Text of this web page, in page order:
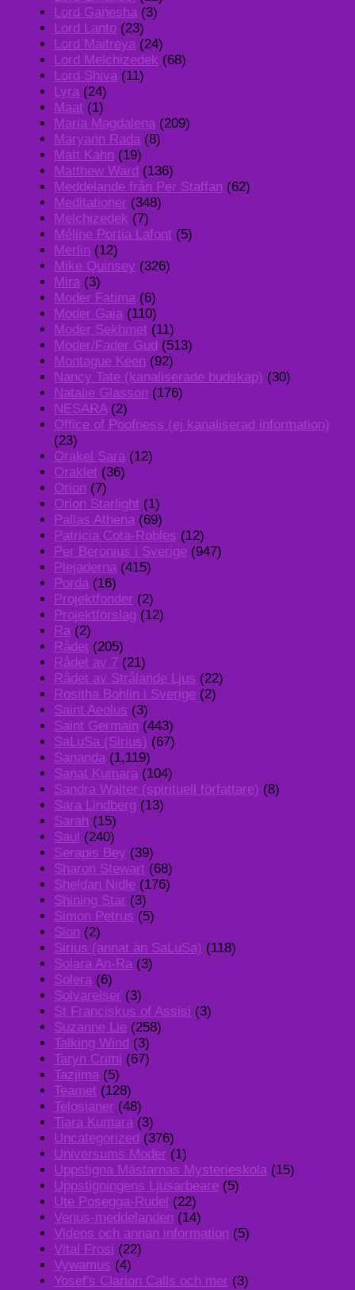
Lord Ganesha (3)
Lord Lanto (23)
Lord Maitreya (24)
Lord Melchizedek (68)
Lord Shiva (11)
Lyra (24)
Maat (1)
Maria Magdalena (209)
Maryann Rada (8)
Matt Kahn (19)
Matthew Ward (136)
Meddelande från Per Staffan (62)
Meditationer (348)
Melchizedek (7)
Méline Portia Lafont (5)
Merlin (12)
Mike Quinsey (326)
Mira (3)
Moder Fatima (6)
Moder Gaia (110)
Moder Sekhmet (11)
Moder/Fader Gud (513)
Montague Keen (92)
Nancy Tate (kanaliserade budskap) (30)
Natalie Glasson (176)
NESARA(2)
Office of Poofness (ej kanaliserad information)
(23)
Orakel Sara (12)
Oraklet (36)
Orion (7)
Orion Starlight (1)
Pallas Athena (69)
Patricia Cota-Robles (12)
Per Beronius i Sverige (947)
Plejaderna (415)
Porda (16)
Projektfonder (2)
Projektförslag (12)
Ra (2)
Rådet (205)
Rådet av 7 (21)
Rådet av Strålande Ljus (22)
Rositha Bohlin i Sverige (2)
Saint Aeolus (3)
Saint Germain (443)
SaLuSa (Sirius) (67)
Sananda (1,119)
Sanat Kumara (104)
Sandra Walter (spirituell författare) (8)
Sara Lindberg (13)
Sarah (15)
Saul (240)
Serapis Bey (39)
Sharon Stewart (68)
Sheldan Nidle (176)
Shining Star (3)
Simon Petrus (5)
Sion (2)
Sirius (annat än SaLuSa) (118)
Solara An-Ra (3)
Solera (6)
Solvarelser (3)
St Franciskus of Assisi (3)
Suzanne Lie (258)
Talking Wind (3)
Taryn Crimi (67)
Tazjima (5)
Teamet (128)
Telosianer (48)
Tiara Kumara (3)
Uncategorized (376)
Universums Moder (1)
Uppstigna Mästarnas Mysterieskola (15)
Uppstigningens Ljusarbeare (5)
Ute Posegga-Rudel (22)
Venus-meddelanden (14)
Videos och annan information (5)
Vital Frosi (22)
Vywamus (4)
Yosef's Clarion Calls och mer (3)